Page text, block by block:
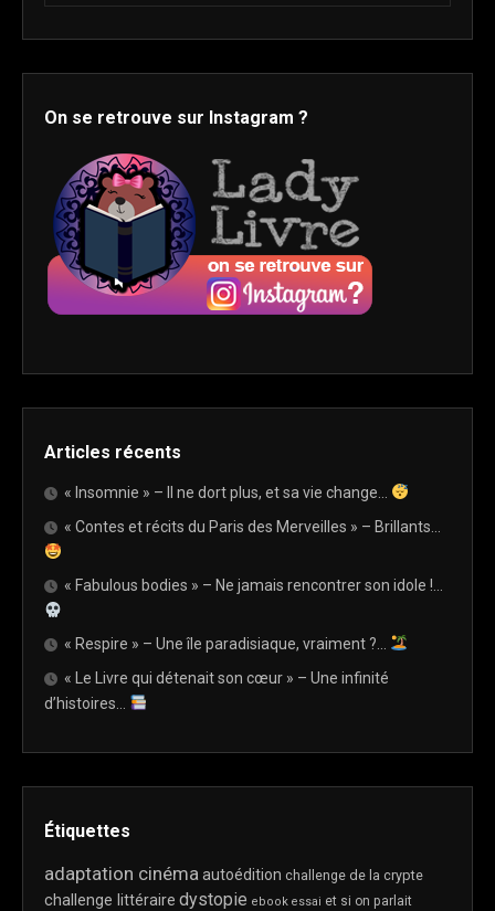
On se retrouve sur Instagram ?
Articles récents
« Insomnie » – Il ne dort plus, et sa vie change…
« Contes et récits du Paris des Merveilles » – Brillants…
« Fabulous bodies » – Ne jamais rencontrer son idole !…
« Respire » – Une île paradisiaque, vraiment ?…
« Le Livre qui détenait son cœur » – Une infinité
d’histoires…
Étiquettes
adaptation cinéma autoédition challenge de la crypte
challenge littéraire dystopie ebook essai et si on parlait